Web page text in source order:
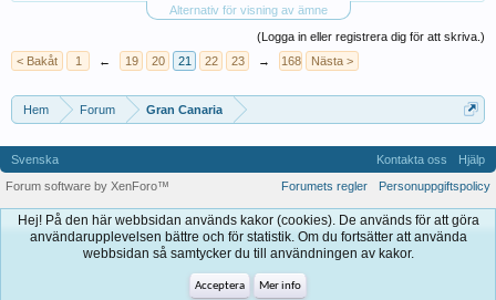
Alternativ för visning av ämne
(Logga in eller registrera dig för att skriva.)
< Bakåt
1 ← 19 20 21 22 23 → 168 Nästa >
Hem Forum Gran Canaria
Svenska Kontakta oss
Hjälp
Forumets regler
Personuppgiftspolicy
Forum software by XenForo™
Hej! På den här webbsidan används kakor (cookies). De används för att göra
användarupplevelsen bättre och för statistik. Om du fortsätter att använda
webbsidan så samtycker du till användningen av kakor.
Acceptera Mer info